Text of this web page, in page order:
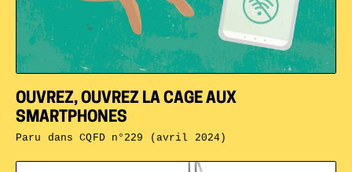
OUVREZ, OUVREZ LA CAGE AUX
SMARTPHONES
Paru dansCQFD n°229 (avril 2024)